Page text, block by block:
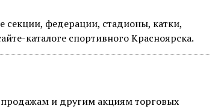
федерации, стадионы, катки,
каталоге спортивного Красноярска.
и другим акциям торговых